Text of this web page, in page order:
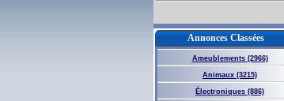
Annonces Classées
Ameublements (2966)
Animaux (3215)
Électroniques (886)